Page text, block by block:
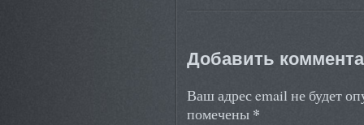
Добавить
Ваш адрес email не будет
помечены *